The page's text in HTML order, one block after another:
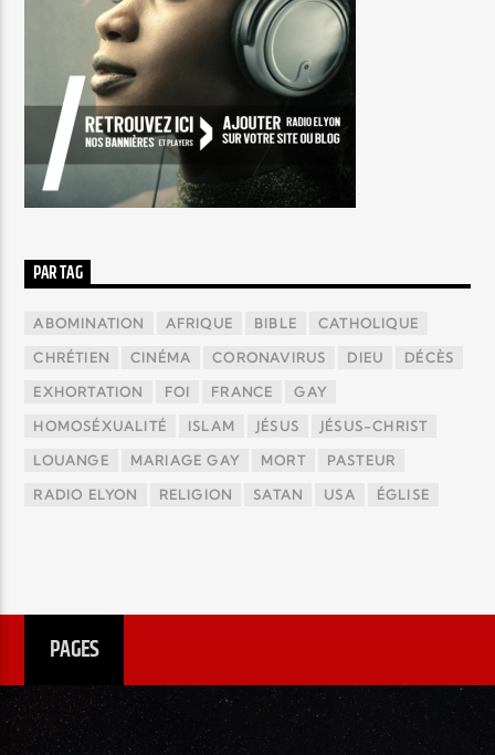
PAR TAG
ABOMINATION AFRIQUE BIBLE CATHOLIQUE
CHRÉTIEN CINÉMA CORONAVIRUS DIEU DÉCÈS
EXHORTATION FOI FRANCE GAY
HOMOSÉXUALITÉ ISLAM JÉSUS JÉSUS-CHRIST
LOUANGE MARIAGE GAY MORT PASTEUR
RADIO ELYON RELIGION SATAN USA ÉGLISE
PAGES